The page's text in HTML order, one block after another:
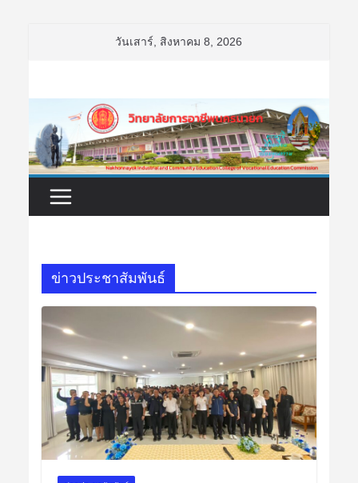
วันเสาร์, สิงหาคม 8, 2026
ข่าวประชาสัมพันธ์